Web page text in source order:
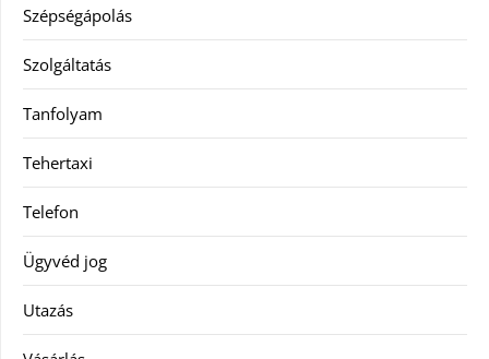
Szépségápolás
Szolgáltatás
Tanfolyam
Tehertaxi
Telefon
Ügyvéd jog
Utazás